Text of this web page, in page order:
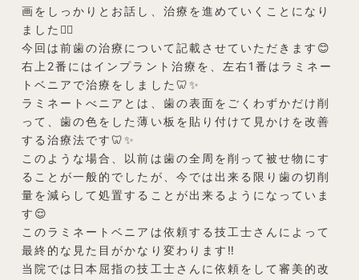
画をしっかりとお話し、治療を進めていくことになり
ました👨‍⚕️
今回は前歯の治療について記載させていただきます😊
右上2番にはインプラント治療を、左右1番はラミネー
トベニアで治療をしました🦷✨
ラミネートべニアとは、歯の表面をごくわずかだけ削
って、歯の色をした薄い板を貼り付けて見かけを改善
する治療法です🦷✨
このような場合、以前は歯の全周を削って被せ物にす
ることが一般的でしたが、今では出来る限り歯の切削
量を減らして処置することが出来るようになっていま
す😌
このラミネートベニアは依頼する技工士さんによって
最終的な見た目がかなり変わります‼️
当院では日本屈指の技工士さんに依頼をして審美的改